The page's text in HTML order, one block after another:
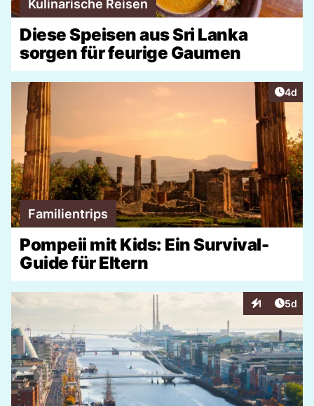
Kulinarische Reisen
Diese Speisen aus Sri Lanka
sorgen für feurige Gaumen
4d
Familientrips
Pompeii mit Kids: Ein Survival-
Guide für Eltern
1
Interaktionen
5d